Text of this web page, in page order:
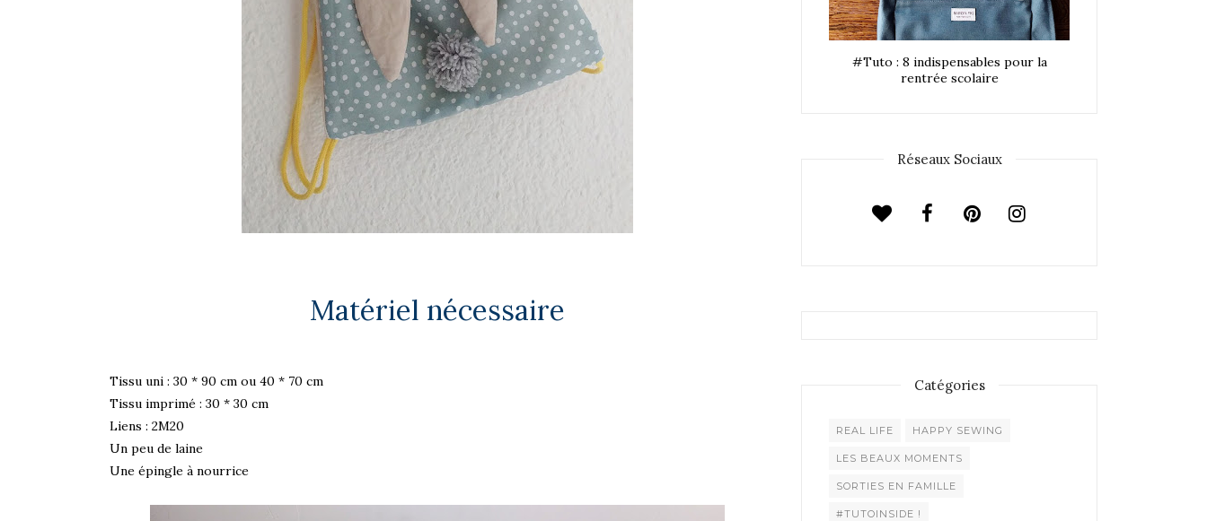
Matériel nécessaire
Tissu uni : 30 * 90 cm ou 40 * 70 cm
Tissu imprimé : 30 * 30 cm
Liens : 2M20
Un peu de laine
Une épingle à nourrice
#Tuto : 8 indispensables pour la
rentrée scolaire
Réseaux Sociaux
Catégories
REAL LIFE HAPPY SEWING
LES BEAUX MOMENTS
SORTIES EN FAMILLE
#TUTOINSIDE !